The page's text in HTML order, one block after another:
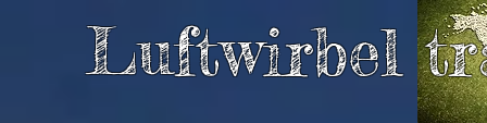
Luftwirbel